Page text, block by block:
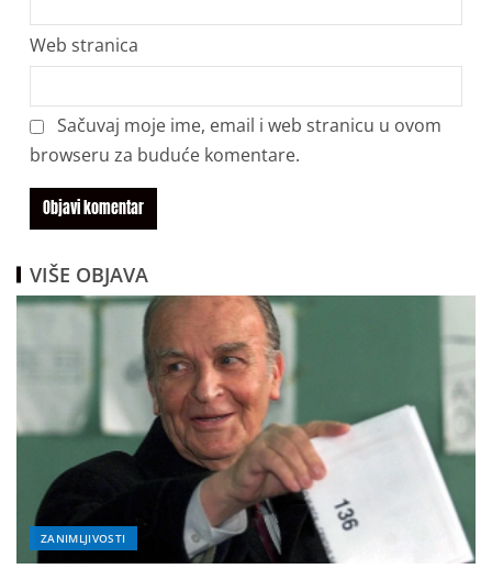
Web stranica
Sačuvaj moje ime, email i web stranicu u ovom
browseru za buduće komentare.
VIŠE OBJAVA
ZANIMLJIVOSTI